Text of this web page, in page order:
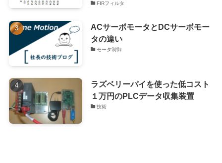
FIRフィルタ
ACサーボモータとDCサーボモー
タの違い
モータ制御
ラズベリーパイを使った低コスト
１万円のPLCデータ収集装置
技術